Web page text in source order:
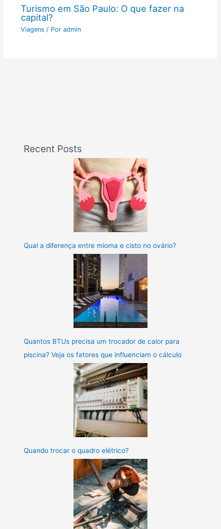
Turismo em São Paulo: O que fazer na
capital?
Viagens / Por admin
Recent Posts
Qual a diferença entre mioma e cisto no ovário?
Quantos BTUs precisa um trocador de calor para
piscina? Veja os fatores que influenciam o cálculo
Quando trocar o quadro elétrico?